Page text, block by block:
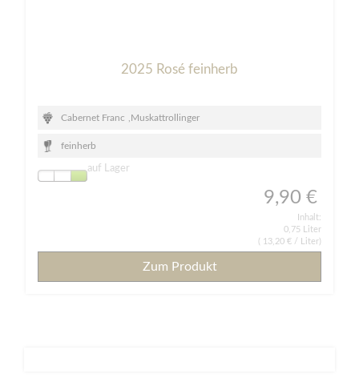
2025 Rosé feinherb
Cabernet Franc Muskattrollinger
feinherb
auf Lager
9,90 €
Inhalt:
0,75 Liter
13,20 € / Liter)
Zum Produkt